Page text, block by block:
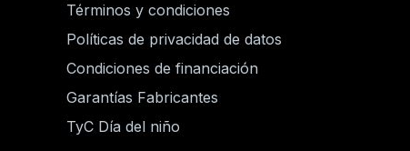
Términos y condiciones
Políticas de privacidad de datos
Condiciones de financiación
Garantías Fabricantes
TyC Día del niño